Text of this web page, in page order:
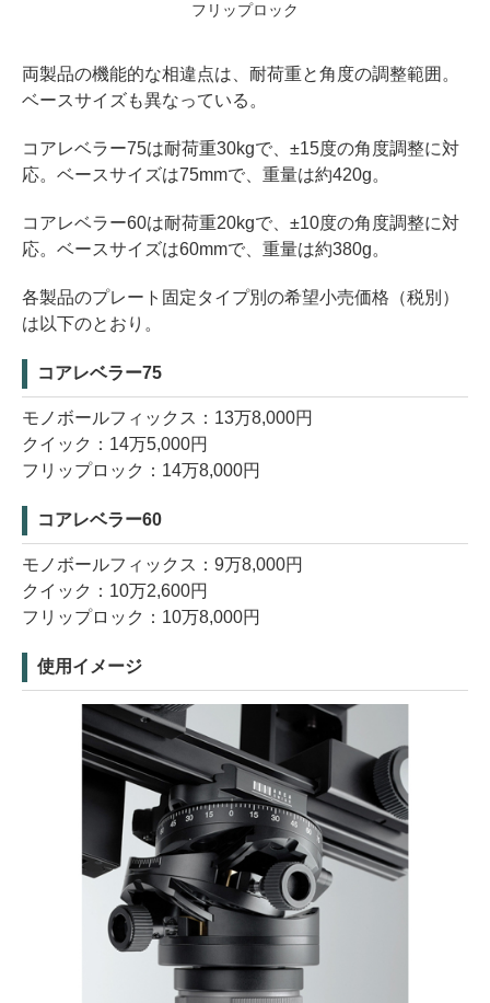
フリップロック
両製品の機能的な相違点は、耐荷重と角度の調整範囲。
ベースサイズも異なっている。
コアレベラー75は耐荷重30kgで、±15度の角度調整に対
応。ベースサイズは75mmで、重量は約420g。
コアレベラー60は耐荷重20kgで、±10度の角度調整に対
応。ベースサイズは60mmで、重量は約380g。
各製品のプレート固定タイプ別の希望小売価格（税別）
は以下のとおり。
コアレベラー75
モノボールフィックス：13万8,000円
クイック：14万5,000円
フリップロック：14万8,000円
コアレベラー60
モノボールフィックス：9万8,000円
クイック：10万2,600円
フリップロック：10万8,000円
使用イメージ